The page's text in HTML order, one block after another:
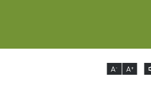
A- A+